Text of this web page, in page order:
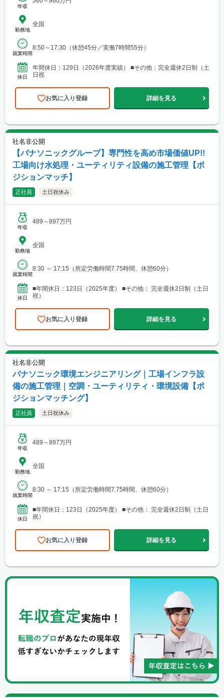
年収
勤務地
全国
就業時間
8:50～17:30（休憩45分／実働7時間55分）
休日
年間休日：129日（2026年度実績） ■その他：完全週休2日制（土
日祝
お気に入り登録 詳細を見る
社名非公開
【パナソニックグループ】専門性を高め市場価値UP!!
工場向け水処理・ユーティリティ設備の施工管理【ポ
ジションマッチ】
正社員 土日祝休み
年収
489～897万円
勤務地
全国
就業時間
8:30 ～ 17:15（所定労働時間7.75時間、休憩60分）
休日
■年間休日：123日（2025年度） ■その他： 完全週休2日制（土日
祝）
お気に入り登録 詳細を見る
社名非公開
パナソニック環境エンジニアリング｜工場インフラ設
備の施工管理｜空調・ユーティリティ・環境設備【ポ
ジションマッチング】
正社員 土日祝休み
年収
489～897万円
勤務地
全国
就業時間
8:30 ～ 17:15（所定労働時間7.75時間、休憩60分）
休日
■年間休日：123日（2025年度） ■その他： 完全週休2日制（土日
祝）
お気に入り登録 詳細を見る